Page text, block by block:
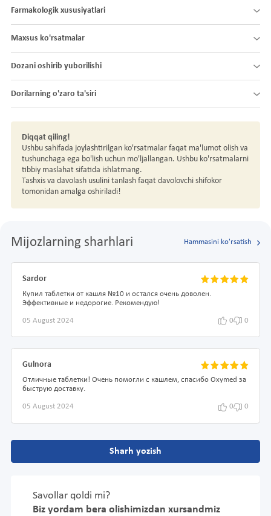
Farmakologik xususiyatlari
Maxsus ko'rsatmalar
Dozani oshirib yuborilishi
Dorilarning o'zaro ta'siri
Diqqat qiling!
Ushbu sahifada joylashtirilgan ko'rsatmalar faqat ma'lumot olish va
tushunchaga ega bo'lish uchun mo'ljallangan. Ushbu ko'rsatmalarni
tibbiy maslahat sifatida ishlatmang.
Tashxis va davolash usulini tanlash faqat davolovchi shifokor
tomonidan amalga oshiriladi!
Mijozlarning sharhlari Hammasini ko'rsatish
Sardor
Купил таблетки от кашля №10 и остался очень доволен.
Эффективные и недорогие. Рекомендую!
05 August 2024 0 0
Gulnora
Отличные таблетки! Очень помогли с кашлем, спасибо Oxymed за
быструю доставку.
05 August 2024 0 0
Sharh yozish
Savollar qoldi mi?
Biz yordam bera olishimizdan xursandmiz